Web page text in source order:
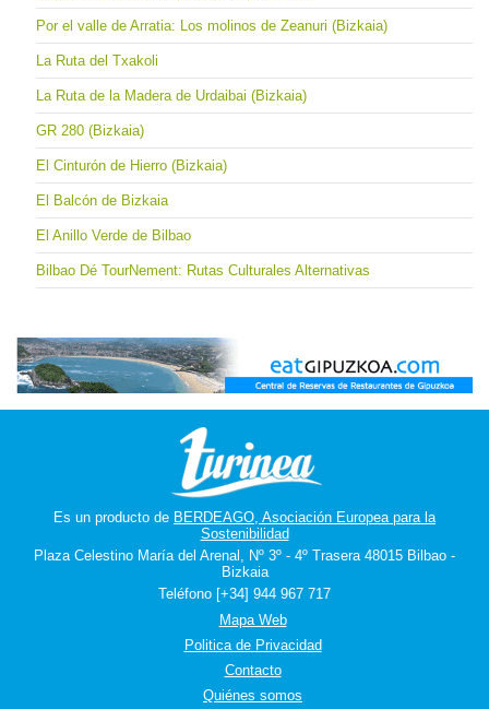
Por el valle de Arratia: Los molinos de Zeanuri (Bizkaia)
La Ruta del Txakoli
La Ruta de la Madera de Urdaibai (Bizkaia)
GR 280 (Bizkaia)
El Cinturón de Hierro (Bizkaia)
El Balcón de Bizkaia
El Anillo Verde de Bilbao
Bilbao Dé TourNement: Rutas Culturales Alternativas
Es un producto de BERDEAGO, Asociación Europea para la
Sostenibilidad
Plaza Celestino María del Arenal, Nº 3º - 4º Trasera 48015 Bilbao -
Bizkaia
Teléfono [+34] 944 967 717
Mapa Web
Politica de Privacidad
Contacto
Quiénes somos